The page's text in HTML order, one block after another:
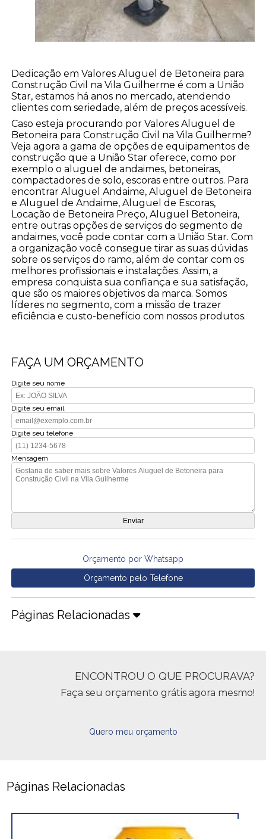
Dedicação em Valores Aluguel de Betoneira para
Construção Civil na Vila Guilherme é com a União
Star, estamos há anos no mercado, atendendo
clientes com seriedade, além de preços acessíveis.
Caso esteja procurando por Valores Aluguel de
Betoneira para Construção Civil na Vila Guilherme?
Veja agora a gama de opções de equipamentos de
construção que a União Star oferece, como por
exemplo o aluguel de andaimes, betoneiras,
compactadores de solo, escoras entre outros. Para
encontrar Aluguel Andaime, Aluguel de Betoneira
e Aluguel de Andaime, Aluguel de Escoras,
Locação de Betoneira Preço, Aluguel Betoneira,
entre outras opções de serviços do segmento de
andaimes, você pode contar com a União Star. Com
a organização você consegue tirar as suas dúvidas
sobre os serviços do ramo, além de contar com os
melhores profissionais e instalações. Assim, a
empresa conquista sua confiança e sua satisfação,
que são os maiores objetivos da marca. Somos
líderes no segmento, com a missão de trazer
eficiência e custo-benefício com nossos produtos.
FAÇA UM ORÇAMENTO
Digite seu nome
Digite seu email
Digite seu telefone
Mensagem
Orçamento por Whatsapp
Orçamento pelo Telefone
Páginas Relacionadas
ENCONTROU O QUE PROCURAVA?
Faça seu orçamento grátis agora mesmo!
Quero meu orçamento
Páginas Relacionadas